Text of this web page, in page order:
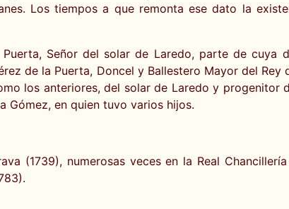
Los tiempos a que remonta ese dato la
Señor del solar de Laredo, parte de cuya
de la Puerta, Doncel y Ballestero Mayor del
los anteriores, del solar de Laredo y progenitor
Gómez, en quien tuvo varios hijos.
(1739), numerosas veces en la Real